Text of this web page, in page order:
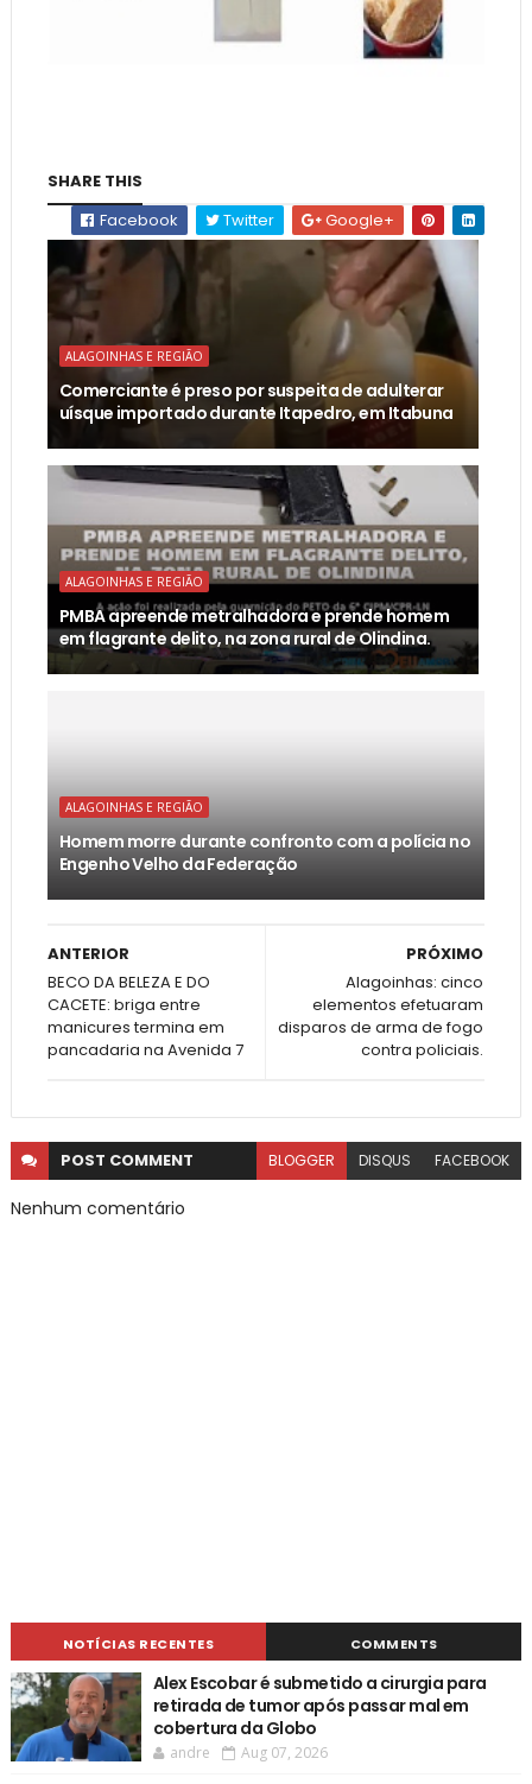
SHARE THIS
Facebook
Twitter Google+
ALAGOINHAS E REGIÃO
Comerciante é preso por suspeita de adulterar
uísque importado durante Itapedro, em Itabuna
ALAGOINHAS E REGIÃO
PMBA apreende metralhadora e prende homem
em flagrante delito, na zona rural de Olindina.
ALAGOINHAS E REGIÃO
Homem morre durante confronto com a polícia no
Engenho Velho da Federação
PRÓXIMO
Alagoinhas: cinco
elementos efetuaram
disparos de arma de fogo
contra policiais.
ANTERIOR
BECO DA BELEZA E DO
CACETE: briga entre
manicures termina em
pancadaria na Avenida 7
POST COMMENT BLOGGER DISQUS FACEBOOK
Nenhum comentário
NOTÍCIAS RECENTES COMMENTS
Alex Escobar é submetido a cirurgia para
retirada de tumor após passar mal em
cobertura da Globo
andre Aug 07, 2026